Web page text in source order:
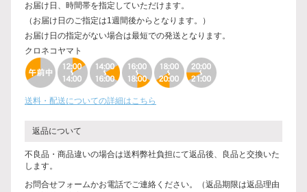
お届け日、時間帯を指定していただけます。
（お届け日のご指定は1週間後からとなります。）
お届け日の指定がない場合は最短での発送となります。
クロネコヤマト
送料・配送についての詳細はこちら
返品について
不良品・商品違いの場合は送料弊社負担にて返品後、良品と交換いた
します。
お問合せフォームかお電話でご連絡ください。（返品期限は返品理由